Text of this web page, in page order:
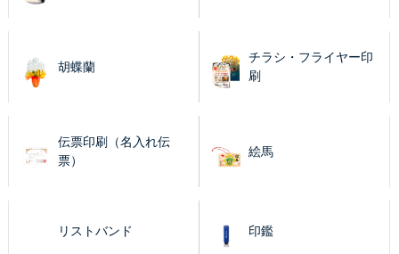
胡蝶蘭
チラシ・フライヤー印
刷
伝票印刷（名入れ伝
票）
絵馬
リストバンド 印鑑